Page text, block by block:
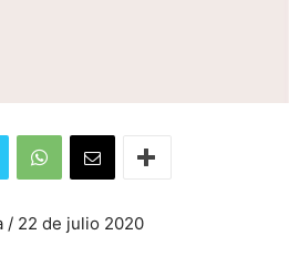
/ 22 de julio 2020